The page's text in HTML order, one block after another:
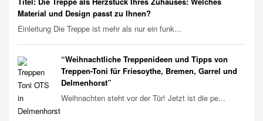
Material und Design passt zu Ihnen?
Einleitung Die Treppe ist mehr als nur ein funk...
“Weihnachtliche Treppenideen und Tipps von
Treppen-Toni für Friesoythe, Bremen, Garrel und
Delmenhorst”
Weihnachten steht vor der Tür! Jetzt ist die pe...